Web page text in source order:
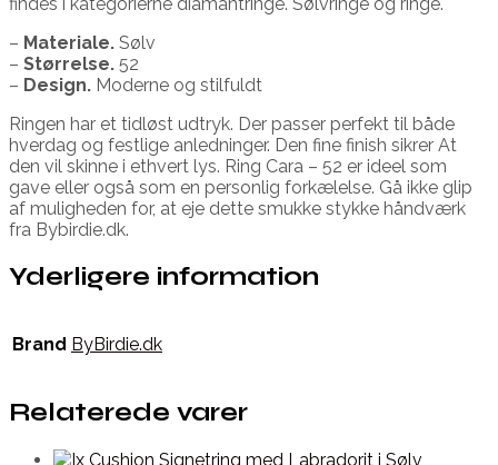
– Materiale. Sølv
– Størrelse. 52
– Design. Moderne og stilfuldt
Ringen har et tidløst udtryk. Der passer perfekt til både
hverdag og festlige anledninger. Den fine finish sikrer At
den vil skinne i ethvert lys. Ring Cara – 52 er ideel som
gave eller også som en personlig forkælelse. Gå ikke glip
af muligheden for, at eje dette smukke stykke håndværk
fra Bybirdie.dk.
Yderligere information
Brand ByBirdie.dk
Relaterede varer